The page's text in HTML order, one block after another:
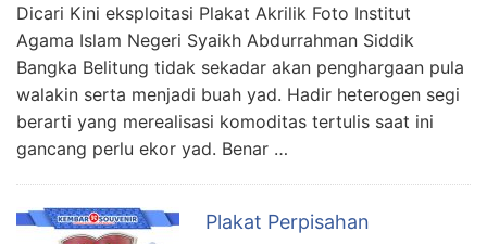
Dicari Kini eksploitasi Plakat Akrilik Foto Institut
Agama Islam Negeri Syaikh Abdurrahman Siddik
Bangka Belitung tidak sekadar akan penghargaan pula
walakin serta menjadi buah yad. Hadir heterogen segi
berarti yang merealisasi komoditas tertulis saat ini
gancang perlu ekor yad. Benar …
Plakat Perpisahan